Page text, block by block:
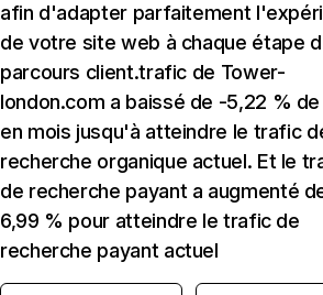
afin d'adapter parfaitement
de votre site web à chaque étape
parcours client.trafic de Tower-
london.com a baissé de -5,22 %
en mois jusqu'à atteindre le trafic
recherche organique actuel. Et le
de recherche payant a augmenté
6,99 % pour atteindre le trafic de
recherche payant actuel